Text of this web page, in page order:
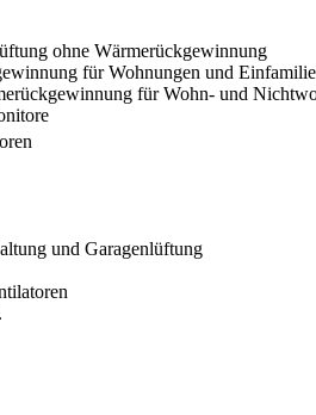
ohne Wärmerückgewinnung
für Wohnungen und
für Wohn- und
und Garagenlüftung